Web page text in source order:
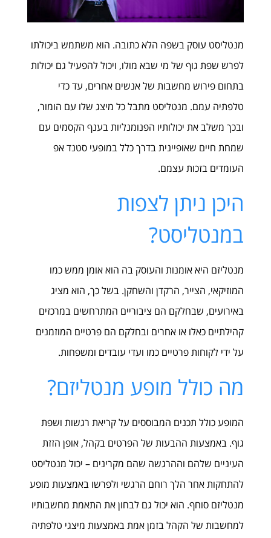
מנטליסט עוסק בשפה הלא כתובה. הוא משתמש ביכולתו
לפרש שפת גוף של מי שבא מולו, ויכול להפעיל גם יכולות
בתחום פירוש מחשבות של אנשים אחרים, עד כדי
טלפתיה עמם. מנטליסט מתבל כל מיצג שלו עם הומור,
ובכך משלב את יכולותיו הפנומנליות בענף הקסמים עם
שמחת חיים שאופיינית בדרך כלל במופעי סטנד אפ
העומדים בזכות עצמם.
היכן ניתן לצפות
במנטליסט?
מנטליזם היא אומנות והעוסק בה הוא אומן ממש כמו
המוזיקאי, הצייר, הרקדן והשחקן. בשל כך, הוא מציג
באירועים, שבחלקם הם ציבוריים המתרחשים במרכזים
קהילתיים כאלו או אחרים ובחלקם הם פרטיים המוזמנים
על ידי לקוחות פרטיים כמו ועדי עובדים ומשפחות.
מה כולל מופע מנטליזם?
המופע כולל תכנים המבוססים על קריאת רגשות ושפת
גוף. באמצעות ההבעות של הפרטים בקהל, אופן הזזת
העיניים שלהם וההרגשה שהם מקרינים – יכול מנטליסט
להתחקות אחר הלך רוחם הרגשי ולפרשו באמצעות מופע
מנטליזם סוחף. הוא יכול גם לבחון את התאמת מחשבותיו
למחשבות של הקהל בזמן אמת באמצעות מיצגי טלפתיה